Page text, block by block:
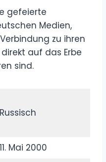
gefeierte
Medien,
zu ihren
auf das Erbe
sind.
Russisch
11. Mai 2000